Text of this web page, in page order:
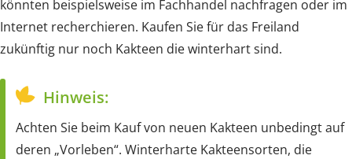
könnten beispielsweise im Fachhandel nachfragen oder im
Internet recherchieren. Kaufen Sie für das Freiland
zukünftig nur noch Kakteen die winterhart sind.
Hinweis:
Achten Sie beim Kauf von neuen Kakteen unbedingt auf
deren „Vorleben“. Winterharte Kakteensorten, die